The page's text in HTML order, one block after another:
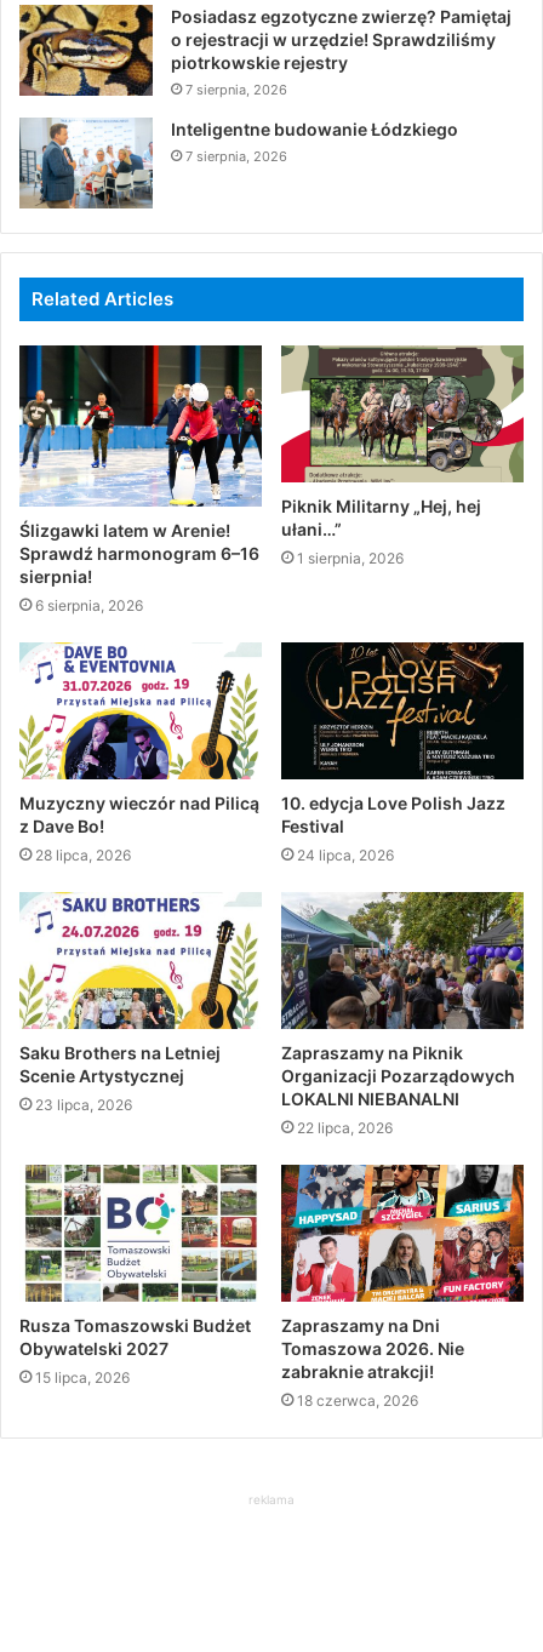
Posiadasz egzotyczne zwierzę? Pamiętaj
o rejestracji w urzędzie! Sprawdziliśmy
piotrkowskie rejestry
7 sierpnia, 2026
Inteligentne budowanie Łódzkiego
7 sierpnia, 2026
Related Articles
Ślizgawki latem w Arenie!
Sprawdź harmonogram 6–16
sierpnia!
6 sierpnia, 2026
Piknik Militarny „Hej, hej
ułani…”
1 sierpnia, 2026
Muzyczny wieczór nad Pilicą
z Dave Bo!
28 lipca, 2026
10. edycja Love Polish Jazz
Festival
24 lipca, 2026
Saku Brothers na Letniej
Scenie Artystycznej
23 lipca, 2026
Zapraszamy na Piknik
Organizacji Pozarządowych
LOKALNI NIEBANALNI
22 lipca, 2026
Rusza Tomaszowski Budżet
Obywatelski 2027
15 lipca, 2026
Zapraszamy na Dni
Tomaszowa 2026. Nie
zabraknie atrakcji!
18 czerwca, 2026
reklama